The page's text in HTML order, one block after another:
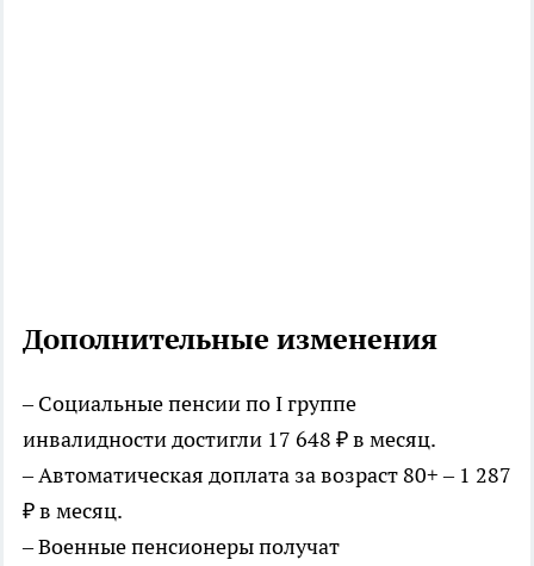
Дополнительные изменения
– Социальные пенсии по I группе
инвалидности достигли 17 648 ₽ в месяц.
– Автоматическая доплата за возраст 80+ – 1 287
₽ в месяц.
– Военные пенсионеры получат